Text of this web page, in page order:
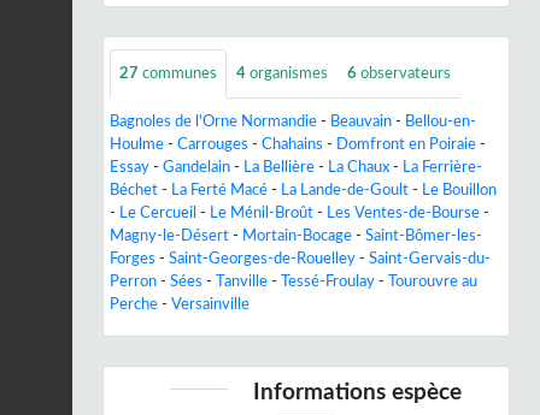
27 communes 4 organismes 6 observateurs
Bagnoles de l'Orne Normandie - Beauvain - Bellou-en-
Houlme - Carrouges - Chahains - Domfront en Poiraie -
Essay - Gandelain - La Bellière - La Chaux - La Ferrière-
Béchet - La Ferté Macé - La Lande-de-Goult - Le Bouillon
- Le Cercueil - Le Ménil-Broût - Les Ventes-de-Bourse -
Magny-le-Désert - Mortain-Bocage - Saint-Bômer-les-
Forges - Saint-Georges-de-Rouelley - Saint-Gervais-du-
Perron - Sées - Tanville - Tessé-Froulay -
Tourouvre au
Perche - Versainville
Informations espèce